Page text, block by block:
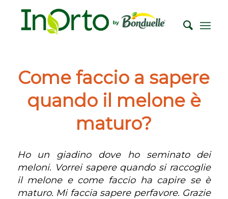
Come faccio a sapere
quando il melone è
maturo?
Ho un giadino dove ho seminato dei
meloni. Vorrei sapere quando si raccoglie
il melone e come faccio ha capire se è
maturo. Mi faccia sapere perfavore. Grazie